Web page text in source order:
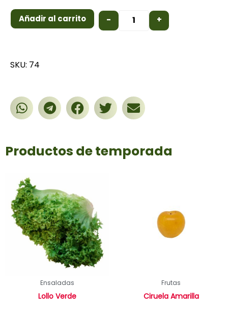
- +
Añadir al carrito
SKU: 74
Productos de temporada
Ensaladas
Lollo Verde
Frutas
Ciruela Amarilla